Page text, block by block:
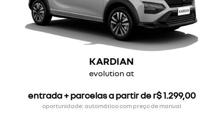
KARDIAN
evolution at
entrada + parcelas a partir de r$ 1.299,00
oportunidade: automático com preço de manual